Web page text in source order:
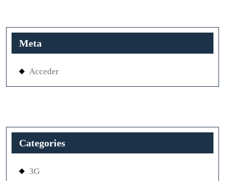
Meta
Acceder
Categories
3G